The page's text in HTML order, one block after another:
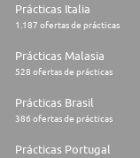
Prácticas Italia
1.187 ofertas de prácticas
Prácticas Malasia
528 ofertas de prácticas
Prácticas Brasil
386 ofertas de prácticas
Prácticas Portugal